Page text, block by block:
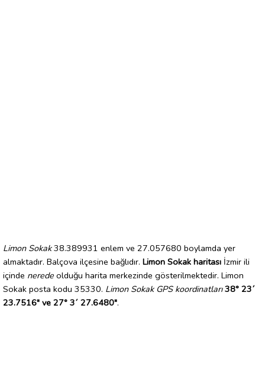
Limon Sokak38.389931 enlem ve 27.057680 boylamda yer
almaktadır. Balçova ilçesine bağlıdır. Limon Sokak haritası İzmir ili
içinde nerede olduğu harita merkezinde gösterilmektedir. Limon
Sokak posta kodu 35330. Limon Sokak GPS koordinatları 38° 23´
23.7516" ve 27° 3´ 27.6480".